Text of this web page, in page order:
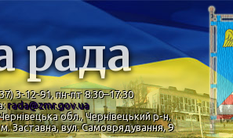
рада
3-12-91, пн-пт 8:30–17:30
rada@zmr.gov.ua
обл., Чернівецький р-н,
м. Заставна, вул. Самоврядування, 9